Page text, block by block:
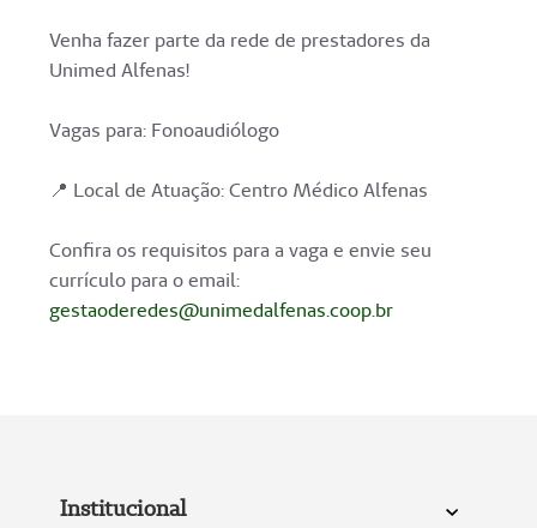
Venha fazer parte da rede de prestadores da
Unimed Alfenas!
Vagas para: Fonoaudiólogo
📍 Local de Atuação: Centro Médico Alfenas
Confira os requisitos para a vaga e envie seu
currículo para o email:
gestaoderedes@unimedalfenas.coop.br
Institucional